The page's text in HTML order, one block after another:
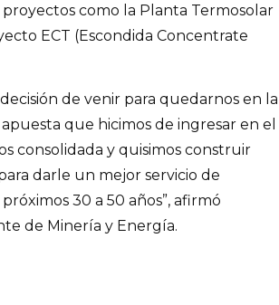
como la Planta Termosolar
ECT (Escondida Concentrate
de venir para quedarnos en la
que hicimos de ingresar en el
consolidada y quisimos construir
darle un mejor servicio de
30 a 50 años”, afirmó
de Minería y Energía.